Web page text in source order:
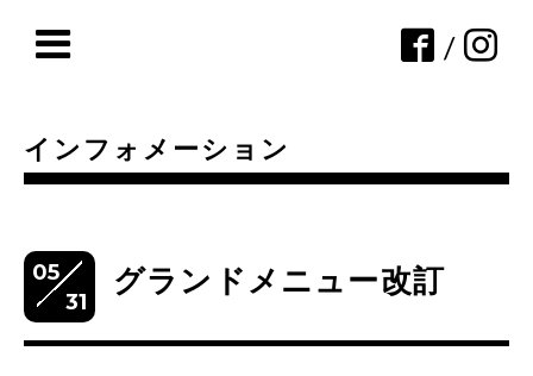
/
インフォメーション
05
31
グランドメニュー改訂